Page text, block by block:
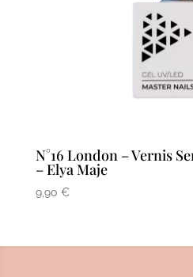
N°16 London – Vernis
– Elya Maje
9,90 €